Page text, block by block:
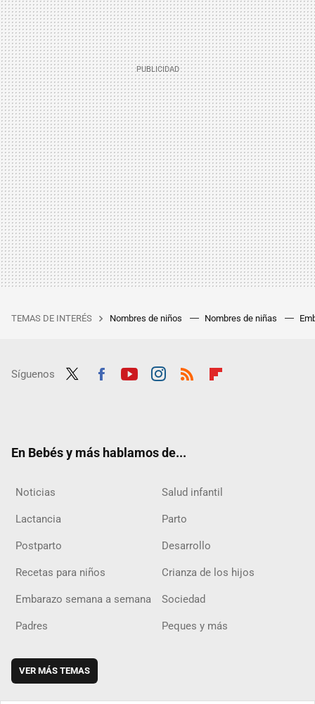
TEMAS DE INTERÉS Nombres de niños Nombres de niñas
Síguenos
En Bebés y más hablamos de...
Noticias Salud infantil
Lactancia Parto
Postparto Desarrollo
Recetas para niños Crianza de los hijos
Embarazo semana a semana Sociedad
Padres Peques y más
VER MÁS TEMAS